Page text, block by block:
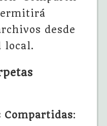
desde
local.
Compartidas: